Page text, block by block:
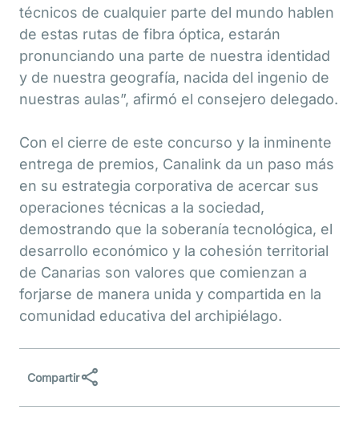
técnicos de cualquier parte del mundo hablen
de estas rutas de fibra óptica, estarán
pronunciando una parte de nuestra identidad
y de nuestra geografía, nacida del ingenio de
nuestras aulas”, afirmó el consejero delegado.
Con el cierre de este concurso y la inminente
entrega de premios, Canalink da un paso más
en su estrategia corporativa de acercar sus
operaciones técnicas a la sociedad,
demostrando que la soberanía tecnológica, el
desarrollo económico y la cohesión territorial
de Canarias son valores que comienzan a
forjarse de manera unida y compartida en la
comunidad educativa del archipiélago.
Compartir